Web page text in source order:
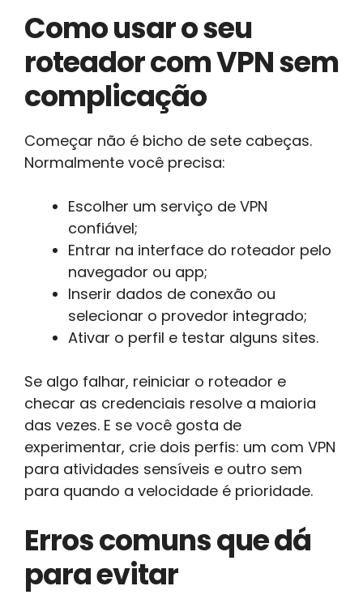
Como usar o seu
roteador com VPN sem
complicação
Começar não é bicho de sete cabeças.
Normalmente você precisa:
Escolher um serviço de VPN
confiável;
Entrar na interface do roteador pelo
navegador ou app;
Inserir dados de conexão ou
selecionar o provedor integrado;
Ativar o perfil e testar alguns sites.
Se algo falhar, reiniciar o roteador e
checar as credenciais resolve a maioria
das vezes. E se você gosta de
experimentar, crie dois perfis: um com VPN
para atividades sensíveis e outro sem
para quando a velocidade é prioridade.
Erros comuns que dá
para evitar